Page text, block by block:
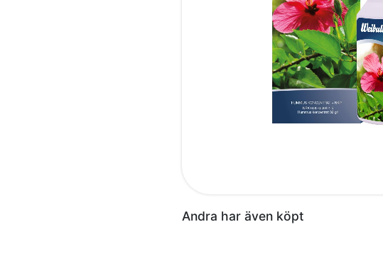
Andra har även köpt